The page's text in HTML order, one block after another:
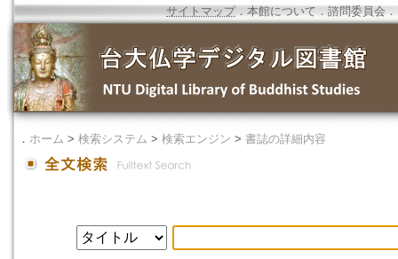
サイトマップ．本館について ． 諮問委員会 ．
． ホーム > 検索システム > 検索エンジン > 書誌の詳細内容